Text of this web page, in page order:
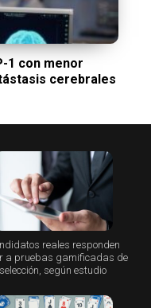
1 con menor
cerebrales
reales responden
a pruebas gamificadas de
selección, según estudio